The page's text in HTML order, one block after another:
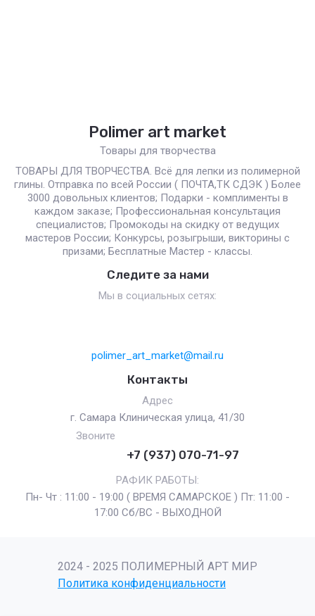
Polimer art market
Товары для творчества
ТОВАРЫ ДЛЯ ТВОРЧЕСТВА. Всё для лепки из полимерной
глины. Отправка по всей России ( ПОЧТА,ТК СДЭК ) Более
3000 довольных клиентов; Подарки - комплименты в
каждом заказе; Профессиональная консультация
специалистов; Промокоды на скидку от ведущих
мастеров России; Конкурсы, розыгрыши, викторины с
призами; Бесплатные Мастер - классы.
Следите за нами
Мы в социальных сетях:
polimer_art_market@mail.ru
Контакты
Адрес
г. Самара Клиническая улица, 41/30
Звоните
+7 (937) 070-71-97
РАФИК РАБОТЫ:
Пн- Чт : 11:00 - 19:00 ( ВРЕМЯ САМАРСКОЕ ) Пт: 11:00 -
17:00 Сб/ВС - ВЫХОДНОЙ
2024 - 2025 ПОЛИМЕРНЫЙ АРТ МИР
Политика конфиденциальности